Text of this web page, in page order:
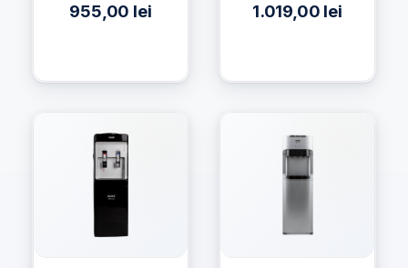
955,00 lei 1.019,00 lei